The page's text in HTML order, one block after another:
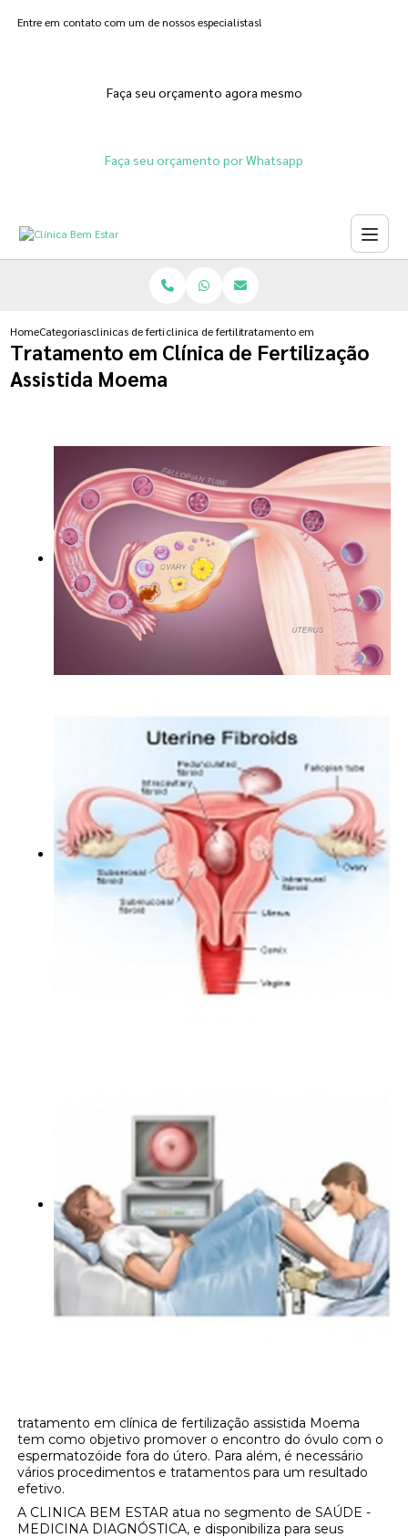
Entre em contato com um de nossos especialistas!
Faça seu orçamento agora mesmo
Faça seu orçamento por Whatsapp
HomeCategoriasclinicas de fertilizacoesclinica de fertilizacao feminina
tratamento em clinica de
Tratamento em Clínica de Fertilização
Assistida Moema
tratamento em clínica de fertilização assistida Moema
tem como objetivo promover o encontro do óvulo com o
espermatozóide fora do útero. Para além, é necessário
vários procedimentos e tratamentos para um resultado
efetivo.
A CLINICA BEM ESTAR atua no segmento de SAÚDE -
MEDICINA DIAGNÓSTICA, e disponibiliza para seus